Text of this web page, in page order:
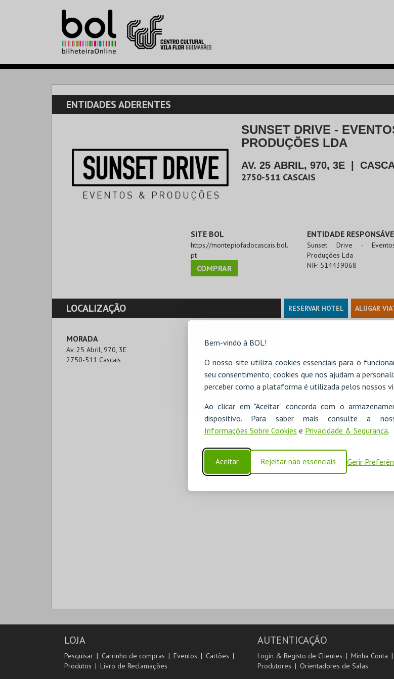
Bem-vindo à BOL!
O nosso site utiliza cookies essenciais para o
seu consentimento, cookies que nos ajudam a
perceber como a plataforma é utilizada pelos nossos
Ao clicar em "Aceitar" concorda com o
dispositivo. Para saber mais consulte a
Informações Sobre Cookies e Privacidade & Segurança.
Aceitar Rejeitar não essenciais Gerir
ENTIDADES ADERENTES
SUNSET DRIVE -
PRODUÇÕES LDA
AV. 25 ABRIL, 970, 3E
2750-511 CASCAIS
SITE BOL
https://montepiofadocascais.bol.
pt
COMPRAR
ENTIDADE
Sunset Drive -
Produções Lda
NIF: 514439068
LOCALIZAÇÃO RESERVAR HOTEL ALUGAR
MORADA
Av. 25 Abril, 970, 3E
2750-511 Cascais
LOJA
Pesquisar Carrinho de compras Eventos
Cartões
Produtos
Livro de Reclamações
AUTENTICAÇÃO
Login & Registo de Clientes
Minha Conta
Produtores
Orientadores de Salas